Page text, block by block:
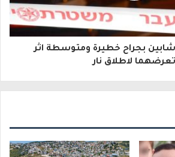
شابين بجراح خطيرة ومتوسطة اثر
تعرضهما لاطلاق نار